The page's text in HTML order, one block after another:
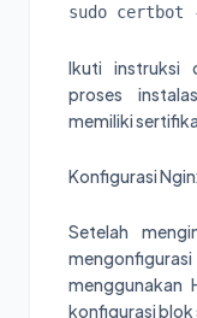
sudo certbot
Ikuti instruksi
proses
memiliki
Konfigurasi
Setelah
menggunakan
konfigurasi blok